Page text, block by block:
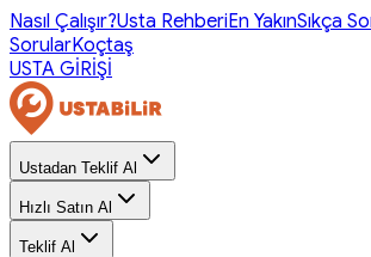
Nasıl Çalışır?Usta RehberiEn YakınSıkça
SorularKoçtaş
USTA GİRİŞİ
Ustadan Teklif Al
Hızlı Satın Al
Teklif Al